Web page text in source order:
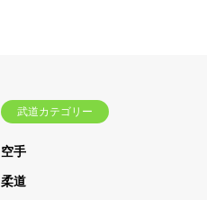
武道カテゴリー
空手
柔道